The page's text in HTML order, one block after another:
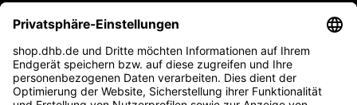
ABONNIEREN SIE DEN KOSTENLOSEN DHB-FANSHOP
NEWSLETTER UND VERPASSEN SIE KEINE NEUIGKEIT ODER
AKTION MEHR.
ANMELDEN